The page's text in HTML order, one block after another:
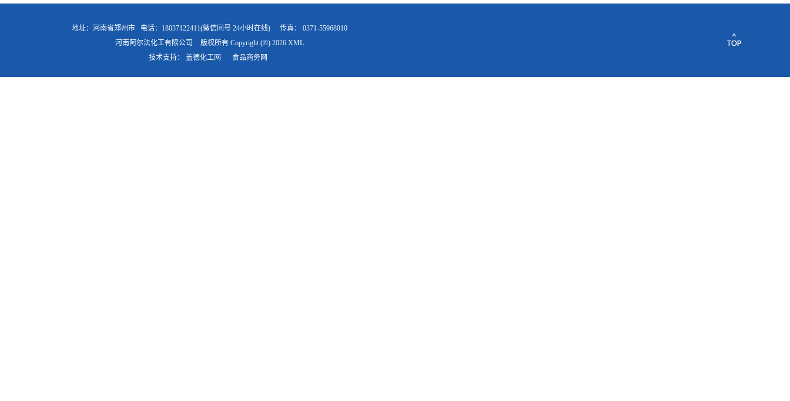
地址：河南省郑州市 电话：18037122411(微信同号 24小时在线) 传真： 0371-55968010
河南阿尔法化工有限公司
版权所有 Copyright (©) 2026 XML
技术支持： 盖德化工网 食品商务网